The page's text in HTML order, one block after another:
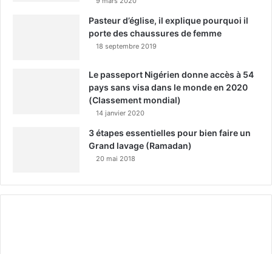
Pasteur d’église, il explique pourquoi il
porte des chaussures de femme
18 septembre 2019
Le passeport Nigérien donne accès à 54
pays sans visa dans le monde en 2020
(Classement mondial)
14 janvier 2020
3 étapes essentielles pour bien faire un
Grand lavage (Ramadan)
20 mai 2018